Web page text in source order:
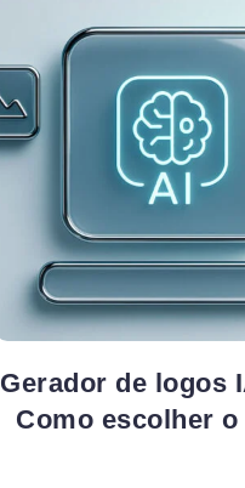
Gerador de logos
Como escolher